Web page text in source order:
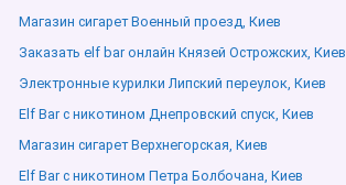
Магазин сигарет Военный проезд, Киев
Заказать elf bar онлайн Князей Острожских, Киев
Электронные курилки Липский переулок, Киев
Elf Bar с никотином Днепровский спуск, Киев
Магазин сигарет Верхнегорская, Киев
Elf Bar с никотином Петра Болбочана, Киев